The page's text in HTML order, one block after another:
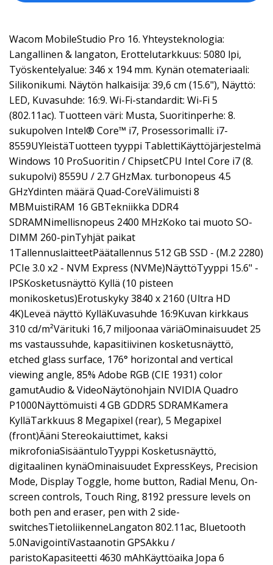
Wacom MobileStudio Pro 16. Yhteysteknologia:
Langallinen & langaton, Erottelutarkkuus: 5080 lpi,
Työskentelyalue: 346 x 194 mm. Kynän otemateriaali:
Silikonikumi. Näytön halkaisija: 39,6 cm (15.6"), Näyttö:
LED, Kuvasuhde: 16:9. Wi-Fi-standardit: Wi-Fi 5
(802.11ac). Tuotteen väri: Musta, Suoritinperhe: 8.
sukupolven Intel® Core™ i7, Prosessorimalli: i7-
8559UYleistäTuotteen tyyppi TablettiKäyttöjärjestelmä
Windows 10 ProSuoritin / ChipsetCPU Intel Core i7 (8.
sukupolvi) 8559U / 2.7 GHzMax. turbonopeus 4.5
GHzYdinten määrä Quad-CoreVälimuisti 8
MBMuistiRAM 16 GBTekniikka DDR4
SDRAMNimellisnopeus 2400 MHzKoko tai muoto SO-
DIMM 260-pinTyhjät paikat
1TallennuslaitteetPäätallennus 512 GB SSD - (M.2 2280)
PCIe 3.0 x2 - NVM Express (NVMe)NäyttöTyyppi 15.6" -
IPSKosketusnäyttö Kyllä (10 pisteen
monikosketus)Erotuskyky 3840 x 2160 (Ultra HD
4K)Leveä näyttö KylläKuvasuhde 16:9Kuvan kirkkaus
310 cd/m²Värituki 16,7 miljoonaa väriäOminaisuudet 25
ms vastaussuhde, kapasitiivinen kosketusnäyttö,
etched glass surface, 176° horizontal and vertical
viewing angle, 85% Adobe RGB (CIE 1931) color
gamutAudio & VideoNäytönohjain NVIDIA Quadro
P1000Näyttömuisti 4 GB GDDR5 SDRAMKamera
KylläTarkkuus 8 Megapixel (rear), 5 Megapixel
(front)Ääni Stereokaiuttimet, kaksi
mikrofoniaSisääntuloTyyppi Kosketusnäyttö,
digitaalinen kynäOminaisuudet ExpressKeys, Precision
Mode, Display Toggle, home button, Radial Menu, On-
screen controls, Touch Ring, 8192 pressure levels on
both pen and eraser, pen with 2 side-
switchesTietoliikenneLangaton 802.11ac, Bluetooth
5.0NavigointiVastaanotin GPSAkku /
paristoKapasiteetti 4630 mAhKäyttöaika Jopa 6